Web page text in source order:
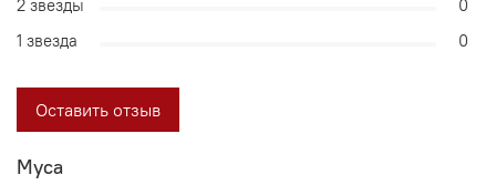
Муса
2 звезды
0
1 звезда
0
Оставить отзыв